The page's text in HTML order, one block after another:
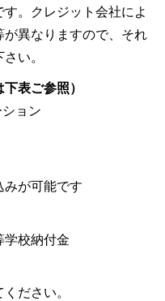
。クレジット会社によ
が異なりますので、それ
い。
表ご参照）
ョン
が可能です
学校納付金
ださい。